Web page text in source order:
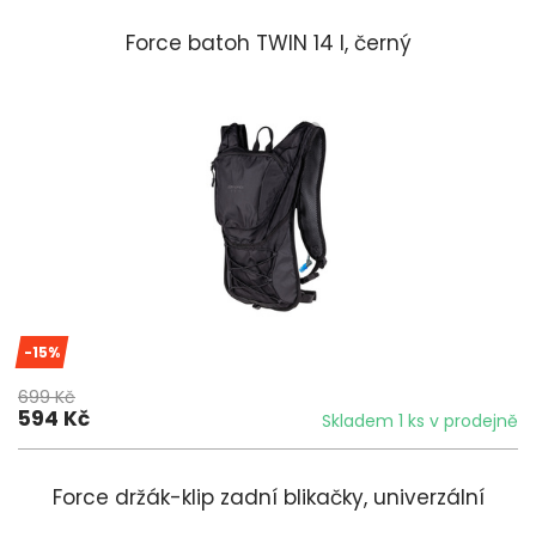
Force batoh TWIN 14 l, černý
-15%
699 Kč
594 Kč Skladem 1 ks v prodejně
Force držák-klip zadní blikačky, univerzální